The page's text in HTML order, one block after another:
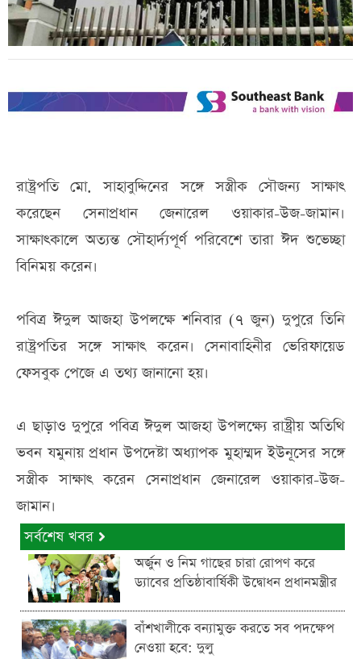
রাষ্ট্রপতি মো. সাহাবুদ্দিনের সঙ্গে সস্ত্রীক সৌজন্য সাক্ষাৎ
করেছেন সেনাপ্রধান জেনারেল ওয়াকার-উজ-জামান।
সাক্ষাৎকালে অত্যন্ত সৌহার্দ্যপূর্ণ পরিবেশে তারা ঈদ শুভেচ্ছা
বিনিময় করেন।
পবিত্র ঈদুল আজহা উপলক্ষে শনিবার (৭ জুন) দুপুরে তিনি
রাষ্ট্রপতির সঙ্গে সাক্ষাৎ করেন। সেনাবাহিনীর ভেরিফায়েড
ফেসবুক পেজে এ তথ্য জানানো হয়।
এ ছাড়াও দুপুরে পবিত্র ঈদুল আজহা উপলক্ষ্যে রাষ্ট্রীয় অতিথি
ভবন যমুনায় প্রধান উপদেষ্টা অধ্যাপক মুহাম্মদ ইউনূসের সঙ্গে
সস্ত্রীক সাক্ষাৎ করেন সেনাপ্রধান জেনারেল ওয়াকার-উজ-
জামান।
সর্বশেষ খবর
অর্জুন ও নিম গাছের চারা রোপণ করে
ড্যাবের প্রতিষ্ঠাবার্ষিকী উদ্বোধন প্রধানমন্ত্রীর
বাঁশখালীকে বন্যামুক্ত করতে সব পদক্ষেপ
নেওয়া হবে: দুলু